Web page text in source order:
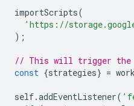
importScripts(
'https://
);
// This will trigger the
const {strategies} =
self.addEventListener(